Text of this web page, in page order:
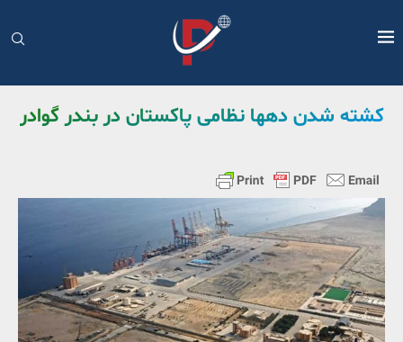
کشته شدن دهها نظامی پاکستان در بندر گوادر